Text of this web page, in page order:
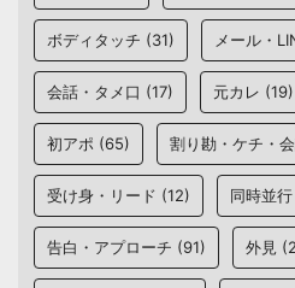
ボディタッチ (31) メール・
会話・タメ口 (17) 元カレ (19)
初アポ (65) 割り勘・ケチ・
受け身・リード (12) 同時並行
告白・アプローチ (91) 外見